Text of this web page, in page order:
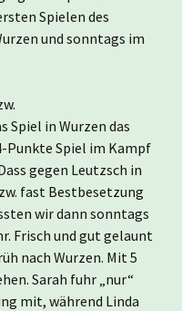
Spielen des
und sonntags im
in Wurzen das
Punkte Spiel im Kampf
gegen Leutzsch in
fast Bestbesetzung
wir dann sonntags
Frisch und gut gelaunt
nach Wurzen. Mit 5
Sarah fuhr „nur“
mit, während Linda